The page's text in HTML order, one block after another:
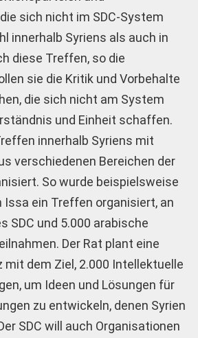
sich nicht im SDC-System
innerhalb Syriens als auch in
diese Treffen, so die
sie die Kritik und Vorbehalte
die sich nicht am System
und Einheit schaffen.
innerhalb Syriens mit
verschiedenen Bereichen der
So wurde beispielsweise
Issa ein Treffen organisiert, an
SDC und 5.000 arabische
Der Rat plant eine
dem Ziel, 2.000 Intellektuelle
um Ideen und Lösungen für
zu entwickeln, denen Syrien
SDC will auch Organisationen